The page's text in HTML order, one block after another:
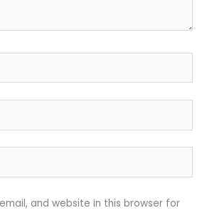
and website in this browser for